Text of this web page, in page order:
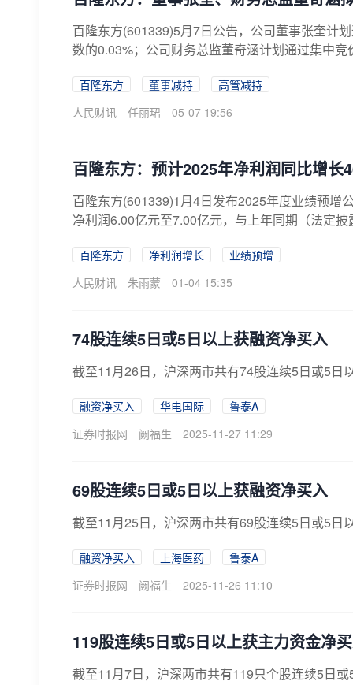
百隆东方(601339)5月7日公告，公司董事张奎计
数的0.03%；公司财务总监董奇涵计划通过集中
百隆东方 董事减持
高管减持
人民财讯
任丽珺 05-07 19:56
百隆东方：预计2025年净利润同比增长
百隆东方(601339)1月4日发布2025年度业绩预增
净利润6.00亿元至7.00亿元，与上年同期（法定
百隆东方 净利润增长
业绩预增
人民财讯
朱雨蒙 01-04 15:35
74股连续5日或5日以上获融资净买入
截至11月26日，沪深两市共有74股连续5日或5日
融资净买入 华电国际
鲁泰A
证券时报网
阙福生 2025-11-27 11:29
69股连续5日或5日以上获融资净买入
截至11月25日，沪深两市共有69股连续5日或5日
融资净买入 上海医药
鲁泰A
证券时报网
阙福生 2025-11-26 11:10
119股连续5日或5日以上获主力资金净
截至11月7日，沪深两市共有119只个股连续5日